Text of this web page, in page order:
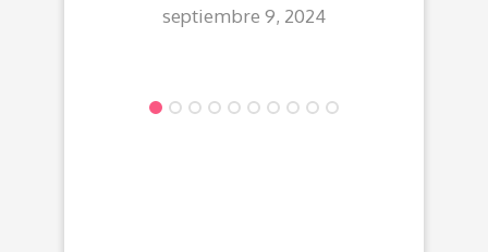
septiembre 9, 2024